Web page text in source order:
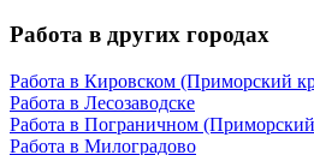
Работа в других городах
Работа в Кировском (Приморский
Работа в Лесозаводске
Работа в Пограничном
Работа в Милоградово